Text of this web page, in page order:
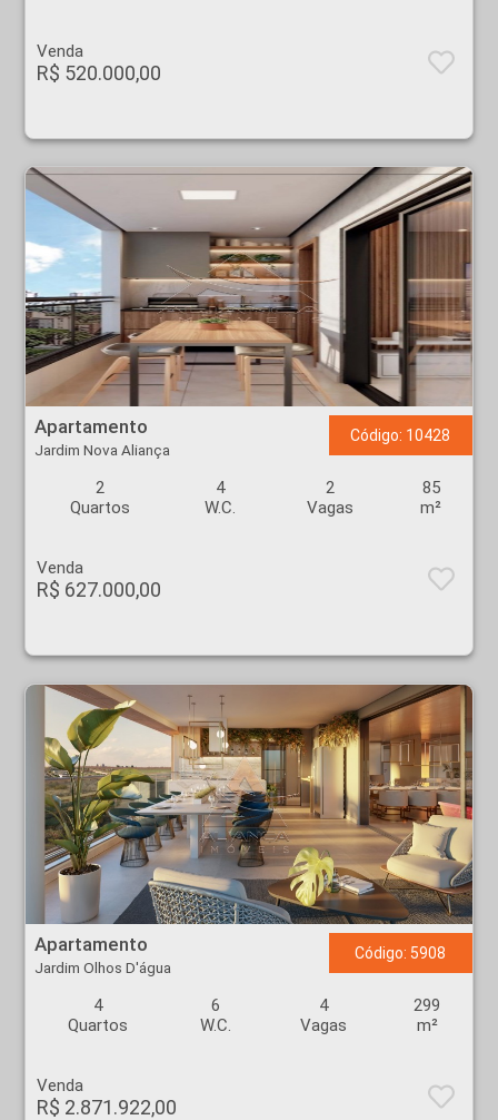
Venda
R$ 520.000,00
Apartamento - Jardim Nova Aliança - Ribeirão Preto
Apartamento
Jardim Nova Aliança
Código: 10428
2
Quartos
4
W.C.
2
Vagas
85
m²
Venda
R$ 627.000,00
Apartamento - Jardim Olhos D'água - Ribeirão Preto
Apartamento
Jardim Olhos D'água
Código: 5908
4
Quartos
6
W.C.
4
Vagas
299
m²
Venda
R$ 2.871.922,00